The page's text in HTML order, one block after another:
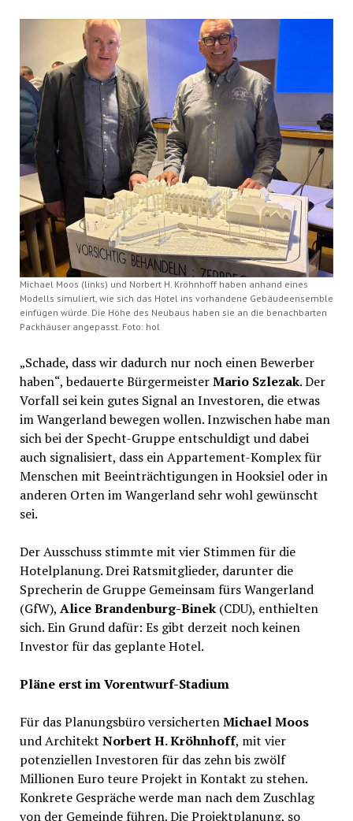
Michael Moos (links) und Norbert H. Kröhnhoff haben anhand eines
Modells simuliert, wie sich das Hotel ins vorhandene Gebäudeensemble
einfügen würde. Die Höhe des Neubaus haben sie an die benachbarten
Packhäuser angepasst. Foto: hol
„Schade, dass wir dadurch nur noch einen Bewerber
haben“, bedauerte BürgermeisterMario Szlezak. Der
Vorfall sei kein gutes Signal an Investoren, die etwas
im Wangerland bewegen wollen. Inzwischen habe man
sich bei der Specht-Gruppe entschuldigt und dabei
auch signalisiert, dass ein Appartement-Komplex für
Menschen mit Beeinträchtigungen in Hooksiel oder in
anderen Orten im Wangerland sehr wohl gewünscht
sei.
Der Ausschuss stimmte mit vier Stimmen für die
Hotelplanung. Drei Ratsmitglieder, darunter die
Sprecherin de Gruppe Gemeinsam fürs Wangerland
(GfW), Alice Brandenburg-Binek(CDU), enthielten
sich. Ein Grund dafür: Es gibt derzeit noch keinen
Investor für das geplante Hotel.
Pläne erst im Vorentwurf-Stadium
Für das Planungsbüro versichertenMichael Moos
und Architekt Norbert H. Kröhnhoff, mit vier
potenziellen Investoren für das zehn bis zwölf
Millionen Euro teure Projekt in Kontakt zu stehen.
Konkrete Gespräche werde man nach dem Zuschlag
von der Gemeinde führen. Die Projektplanung, so